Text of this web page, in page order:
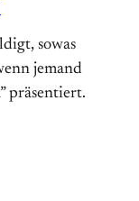
sowas
jemand
präsentiert.